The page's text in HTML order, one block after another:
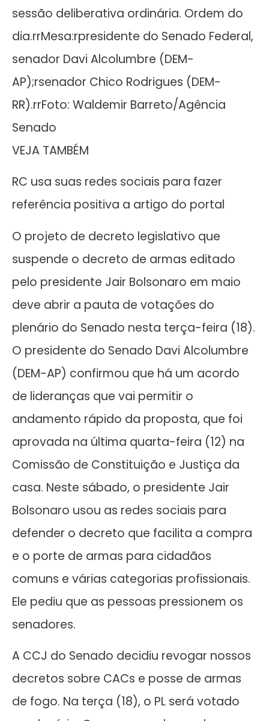
sessão deliberativa ordinária. Ordem do
dia.rrMesa:rpresidente do Senado Federal,
senador Davi Alcolumbre (DEM-
AP);rsenador Chico Rodrigues (DEM-
RR).rrFoto: Waldemir Barreto/Agência
Senado
VEJA TAMBÉM
RC usa suas redes sociais para fazer
referência positiva a artigo do portal
O projeto de decreto legislativo que
suspende o decreto de armas editado
pelo presidente Jair Bolsonaro em maio
deve abrir a pauta de votações do
plenário do Senado nesta terça-feira (18).
O presidente do Senado Davi Alcolumbre
(DEM-AP) confirmou que há um acordo
de lideranças que vai permitir o
andamento rápido da proposta, que foi
aprovada na última quarta-feira (12) na
Comissão de Constituição e Justiça da
casa. Neste sábado, o presidente Jair
Bolsonaro usou as redes sociais para
defender o decreto que facilita a compra
e o porte de armas para cidadãos
comuns e várias categorias profissionais.
Ele pediu que as pessoas pressionem os
senadores.
A CCJ do Senado decidiu revogar nossos
decretos sobre CACs e posse de armas
de fogo. Na terça (18), o PL será votado